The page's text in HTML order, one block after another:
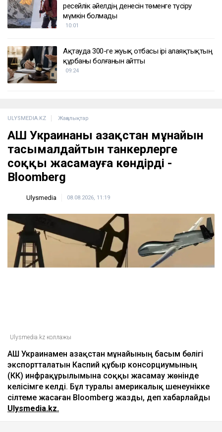
ресейлік әйелдің денесін төменге түсіру
мүмкін болмады
10:01
Ақтауда 300-ге жуық отбасы ірі алаяқтықтың
құрбаны болғанын айтты
09:24
ULYSMEDIA.KZ Жаңалықтар
АҚШ Украинаны Қазақстан мұнайын
тасымалдайтын танкерлерге
соққы жасамауға көндірді -
Bloomberg
Ulysmedia 08.08.2026, 11:19
Ulysmedia.kz коллажы
АҚШ Украинамен Қазақстан мұнайының басым бөлігі
экспортталатын Каспий құбыр консорциумының
(КҚК) инфрақұрылымына соққы жасамау жөнінде
келісімге келді. Бұл туралы америкалық шенеунікке
сілтеме жасаған Bloomberg жазды, деп хабарлайды
Ulysmedia.kz.